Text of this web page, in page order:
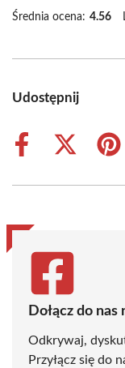
Średnia ocena: 4.56
Udostępnij
Share
Share
(Twitter)
Dołącz do nas
Odkrywaj,
Przyłącz się do